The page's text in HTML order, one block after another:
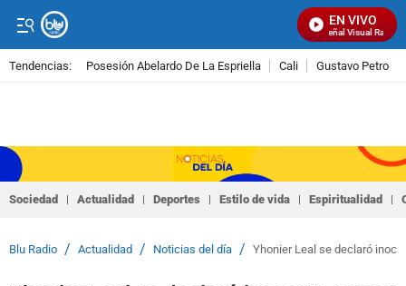
EN VIVO
Señal Visual Radio
Tendencias: Posesión Abelardo De La Espriella Cali Gustavo Petro
Sociedad Actualidad Deportes Estilo de vida Espiritualidad
Blu Radio / Actualidad / Noticias del día / Yhonier Leal se declaró